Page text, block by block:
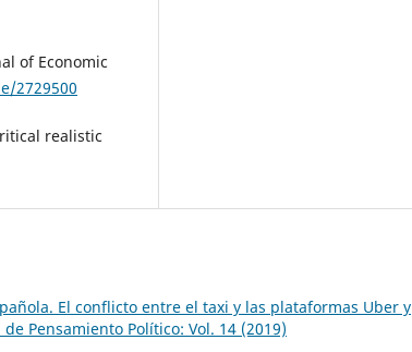
of Economic
2729500
realistic
El conflicto entre el taxi y las plataformas Uber y
Pensamiento Político: Vol. 14 (2019)